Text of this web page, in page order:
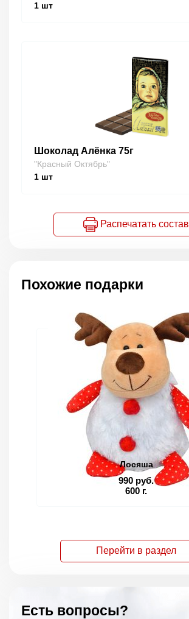
1 шт
Шоколад Алёнка 75г
"Красный Октябрь"
1 шт
Распечатать состав
Похожие подарки
Лосяша
990 руб.
600 г.
Перейти в раздел
Есть вопросы?